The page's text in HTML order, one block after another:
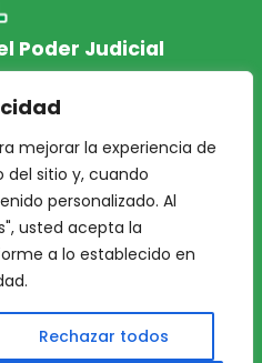
mejorar la experiencia de
del sitio y, cuando
personalizado. Al
usted acepta la
a lo establecido en
Rechazar todos
Poder Judicial
CENTRO DE AYUDA
Protección de Datos
Personales